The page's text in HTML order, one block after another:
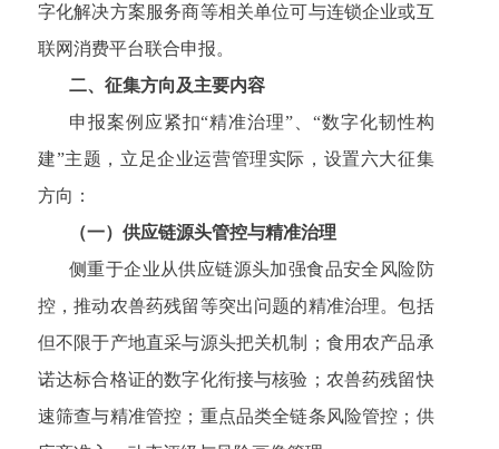
字化解决方案服务商等相关单位可与连锁企业或互
联网消费平台联合申报。
二、征集方向及主要内容
申报案例应紧扣“精准治理”、“数字化韧性构
建”主题，立足企业运营管理实际，设置六大征集
方向：
（一）供应链源头管控与精准治理
侧重于企业从供应链源头加强食品安全风险防
控，推动农兽药残留等突出问题的精准治理。包括
但不限于产地直采与源头把关机制；食用农产品承
诺达标合格证的数字化衔接与核验；农兽药残留快
速筛查与精准管控；重点品类全链条风险管控；供